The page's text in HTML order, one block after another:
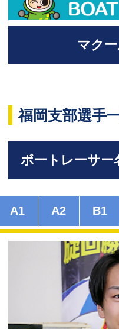
マク
福岡支部選手
ボートレーサー
A1 A2 B1